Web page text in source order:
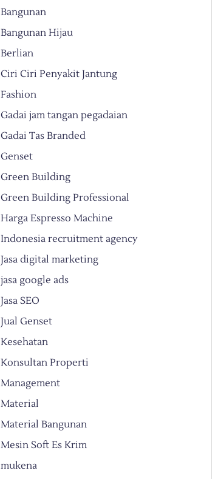
Bangunan
Bangunan Hijau
Berlian
Ciri Ciri Penyakit Jantung
Fashion
Gadai jam tangan pegadaian
Gadai Tas Branded
Genset
Green Building
Green Building Professional
Harga Espresso Machine
Indonesia recruitment agency
Jasa digital marketing
jasa google ads
Jasa SEO
Jual Genset
Kesehatan
Konsultan Properti
Management
Material
Material Bangunan
Mesin Soft Es Krim
mukena